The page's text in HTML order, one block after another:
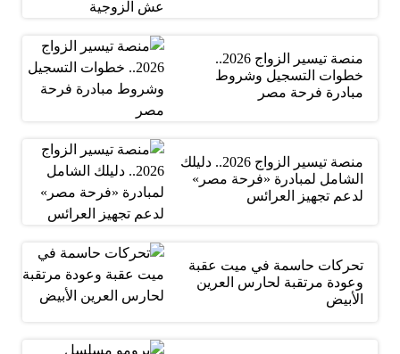
منصة تيسير الزواج 2026..
خطوات التسجيل وشروط
مبادرة فرحة مصر
منصة تيسير الزواج 2026.. دليلك
الشامل لمبادرة «فرحة مصر»
لدعم تجهيز العرائس
تحركات حاسمة في ميت عقبة
وعودة مرتقبة لحارس العرين
الأبيض